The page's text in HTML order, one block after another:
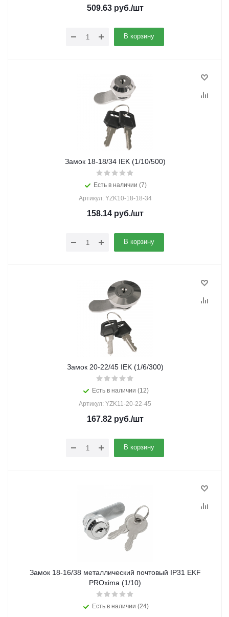
509.63руб./шт
В корзину
Замок 18-18/34 IEK (1/10/500)
Есть в наличии (7)
Артикул: YZK10-18-18-34
158.14руб./шт
В корзину
Замок 20-22/45 IEK (1/6/300)
Есть в наличии (12)
Артикул: YZK11-20-22-45
167.82руб./шт
В корзину
Замок 18-16/38 металлический почтовый IP31 EKF
PROxima (1/10)
Есть в наличии (24)